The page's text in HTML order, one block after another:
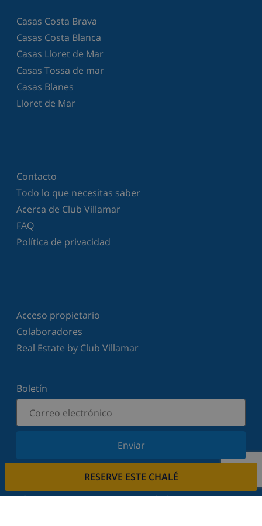
RESERVE ESTE CHALÉ
Casas Costa Brava
Casas Costa Blanca
Casas Lloret de Mar
Casas Tossa de mar
Casas Blanes
Lloret de Mar
Contacto
Todo lo que necesitas saber
Acerca de Club Villamar
FAQ
Política de privacidad
Acceso propietario
Colaboradores
Real Estate by Club Villamar
Boletín
Enviar
Suscríbase a nuestro boletín y manténgase
ofertas. Respetamos su privacidad.